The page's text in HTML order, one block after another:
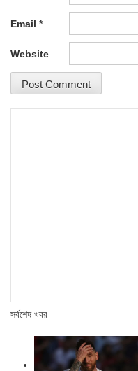
Email *
Website
সর্বশেষ খবর